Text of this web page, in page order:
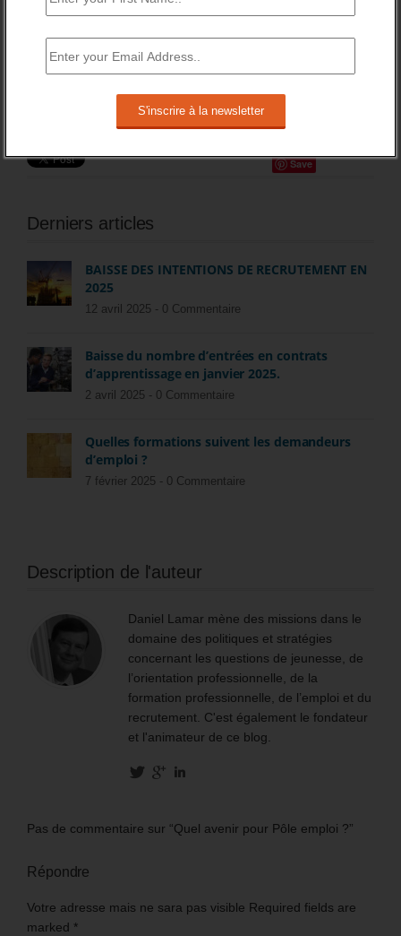
« Les absences au travail, tous motifs
niveau très élevé (en moyenne un mois d’absence par
salarié et par an). »
Partagez cette histoire
Save
Derniers articles
BAISSE DES INTENTIONS DE RECRUTEMENT EN
2025
12 avril 2025 - 0 Commentaire
Baisse du nombre d’entrées en contrats
d’apprentissage en janvier 2025.
2 avril 2025 - 0 Commentaire
Quelles formations suivent les demandeurs
d’emploi ?
7 février 2025 - 0 Commentaire
Description de l'auteur
Daniel Lamar mène des missions dans le
domaine des politiques et stratégies
concernant les questions de jeunesse, de
l’orientation professionnelle, de la
formation professionnelle, de l’emploi et du
recrutement. C'est également le fondateur
et l'animateur de ce blog.
Pas de commentaire sur “Quel avenir pour Pôle emploi ?”
Répondre
Votre adresse mais ne sara pas visible Required fields are
marked *